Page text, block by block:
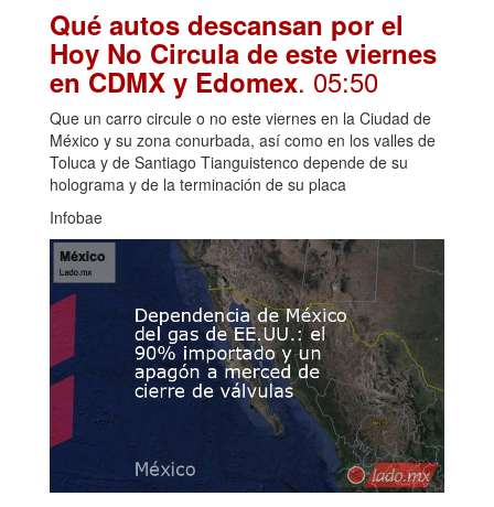
Qué autos descansan por el
Hoy No Circula de este viernes
en CDMX y Edomex. 05:50
Que un carro circule o no este viernes en la Ciudad de
México y su zona conurbada, así como en los valles de
Toluca y de Santiago Tianguistenco depende de su
holograma y de la terminación de su placa
Infobae